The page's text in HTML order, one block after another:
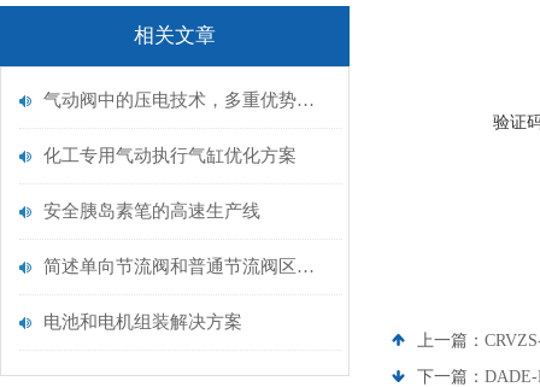
相关文章
气动阀中的压电技术，多重优势的未来技术
化工专用气动执行气缸优化方案
安全胰岛素笔的高速生产线
简述单向节流阀和普通节流阀区别有哪些？
电池和电机组装解决方案
验证
上一篇：
下一篇： DADE-